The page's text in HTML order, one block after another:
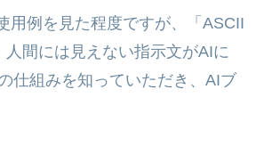
用例を見た程度ですが、「ASCII
間には見えない指示文がAIに
仕組みを知っていただき、AIブ